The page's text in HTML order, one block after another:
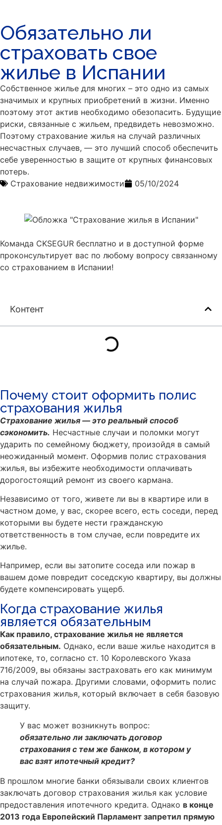
Обязательно ли
страховать свое
жилье в Испании
Собственное жилье для многих – это одно из самых
значимых и крупных приобретений в жизни. Именно
поэтому этот актив необходимо обезопасить. Будущие
риски, связанные с жильем, предвидеть невозможно.
Поэтому страхование жилья на случай различных
несчастных случаев, — это лучший способ обеспечить
себе уверенностью в защите от крупных финансовых
потерь.
Страхование недвижимости
05/10/2024
Команда CKSEGUR бесплатно и в доступной форме
проконсультирует вас по любому вопросу связанному
со страхованием в Испании!
Контент
Почему стоит оформить полис
страхования жилья
Страхование жилья — это реальный способ
сэкономить. Несчастные случаи и поломки могут
ударить по семейному бюджету, произойдя в самый
неожиданный момент. Оформив полис страхования
жилья, вы избежите необходимости оплачивать
дорогостоящий ремонт из своего кармана.
Независимо от того, живете ли вы в квартире или в
частном доме, у вас, скорее всего, есть соседи, перед
которыми вы будете нести гражданскую
ответственность в том случае, если повредите их
жилье.
Например, если вы затопите соседа или пожар в
вашем доме повредит соседскую квартиру, вы должны
будете компенсировать ущерб.
Когда страхование жилья
является обязательным
Как правило, страхование жилья не является
обязательным. Однако, если ваше жилье находится в
ипотеке, то, согласно ст. 10 Королевского Указа
716/2009, вы обязаны застраховать его как минимум
на случай пожара. Другими словами, оформить полис
страхования жилья, который включает в себя базовую
защиту.
У вас может возникнуть вопрос:
обязательно ли заключать договор
страхования с тем же банком, в котором у
вас взят ипотечный кредит?
В прошлом многие банки обязывали своих клиентов
заключать договор страхования жилья как условие
предоставления ипотечного кредита. Однако в конце
2013 года Европейский Парламент запретил прямую